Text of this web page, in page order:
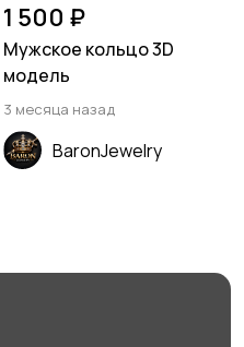
1 500 ₽
Мужское кольцо 3D
модель
3 месяца назад
BaronJewelry